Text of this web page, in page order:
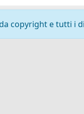
copyright e tutti i